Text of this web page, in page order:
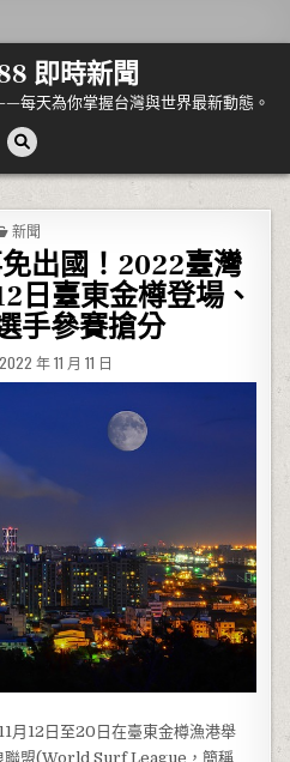
即時新聞
每天為你掌握台灣與世界最新動態。
POSTED IN
新聞
出國！2022臺灣
日臺東金樽登場、
手參賽搶分
2022 年 11 月 11 日
月12日至20日在臺東金樽漁港舉
聯盟(World Surf League，簡稱